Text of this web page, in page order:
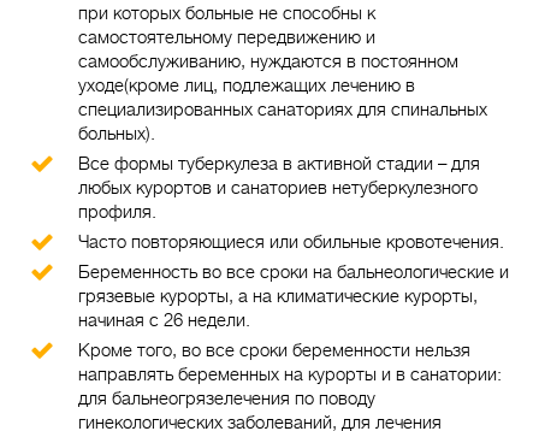
при которых больные не способны к
самостоятельному передвижению и
самообслуживанию, нуждаются в постоянном
уходе(кроме лиц, подлежащих лечению в
специализированных санаториях для спинальных
больных).
Все формы туберкулеза в активной стадии – для
любых курортов и санаториев нетуберкулезного
профиля.
Часто повторяющиеся или обильные кровотечения.
Беременность во все сроки на бальнеологические и
грязевые курорты, а на климатические курорты,
начиная с 26 недели.
Кроме того, во все сроки беременности нельзя
направлять беременных на курорты и в санатории:
для бальнеогрязелечения по поводу
гинекологических заболеваний, для лечения